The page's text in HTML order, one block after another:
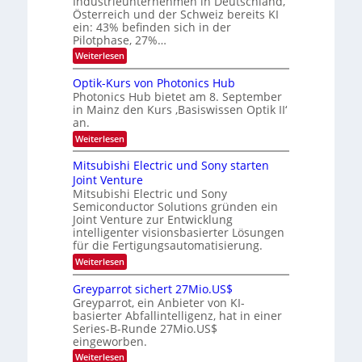
a
r
b
e
i
t
u
n
s
T
r
e
n
d
s
a
r
k
e
s
W
a
c
h
s
t
u
m
i
m
e
r
s
t
e
n
H
a
l
b
j
a
h
r
-
H
e
r
a
e
u
s
-
S
m
i
a
r
Österreich und der Schweiz bereits KI
ein: 43% befinden sich in der
Pilotphase, 27%…
Weiterlesen:
K
-
E
i
s
a
z
n
i
m
m
t
i
n
d
e
D
A
C
H
-
I
Optik-Kurs von Photonics Hub
Photonics Hub bietet am 8. September
in Mainz den Kurs ‚Basiswissen Optik II‘
an.
Weiterlesen:
O
p
t
i
k
-
K
u
r
s
v
o
n
P
h
o
t
o
n
Mitsubishi Electric und Sony starten
Joint Venture
Mitsubishi Electric und Sony
Semiconductor Solutions gründen ein
Joint Venture zur Entwicklung
intelligenter visionsbasierter Lösungen
für die Fertigungsautomatisierung.
Weiterlesen:
M
t
s
u
b
i
s
Greyparrot sichert 27Mio.US$
Greyparrot, ein Anbieter von KI-
basierter Abfallintelligenz, hat in einer
Series-B-Runde 27Mio.US$
eingeworben.
Weiterlesen: